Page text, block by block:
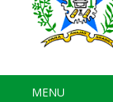
MENU